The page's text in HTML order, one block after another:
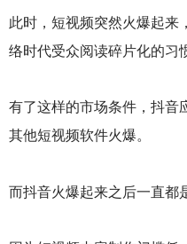
此时，短视频突然火爆起来
络时代受众阅读碎片化的习
有了这样的市场条件，抖音
其他短视频软件火爆。
而抖音火爆起来之后一直都